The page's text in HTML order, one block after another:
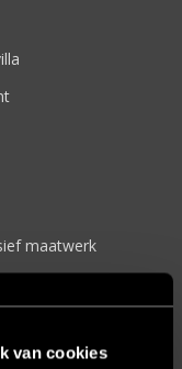
van cookies
maatwerk